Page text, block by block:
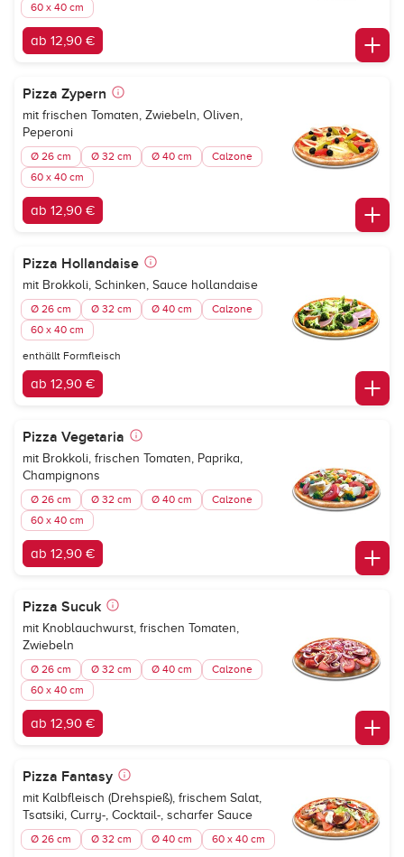
60 x 40 cm
ab 12,90 €
Pizza Zypern
mit frischen Tomaten, Zwiebeln, Oliven,
Peperoni
Ø 26 cm Ø 32 cm Ø 40 cm
Calzone
60 x 40 cm
ab 12,90 €
Pizza Hollandaise
mit Brokkoli, Schinken, Sauce hollandaise
Ø 26 cm Ø 32 cm Ø 40 cm
Calzone
60 x 40 cm
enthällt Formfleisch
ab 12,90 €
Pizza Vegetaria
mit Brokkoli, frischen Tomaten, Paprika,
Champignons
Ø 26 cm Ø 32 cm Ø 40 cm
Calzone
60 x 40 cm
ab 12,90 €
Pizza Sucuk
mit Knoblauchwurst, frischen Tomaten,
Zwiebeln
Ø 26 cm Ø 32 cm Ø 40 cm
Calzone
60 x 40 cm
ab 12,90 €
Pizza Fantasy
mit Kalbfleisch (Drehspieß), frischem Salat,
Tsatsiki, Curry-, Cocktail-, scharfer Sauce
Ø 26 cm Ø 32 cm Ø 40 cm 60 x 40 cm